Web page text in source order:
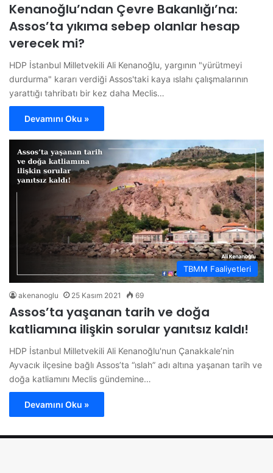
Kenanoğlu’ndan Çevre Bakanlığı’na:
Assos’ta yıkıma sebep olanlar hesap
verecek mi?
HDP İstanbul Milletvekili Ali Kenanoğlu, yargının "yürütmeyi
durdurma" kararı verdiği Assos'taki kaya ıslahı çalışmalarının
yarattığı tahribatı bir kez daha Meclis…
Devamını Oku »
TBMM Faaliyetleri
akenanoglu 25 Kasım 2021 69
Assos’ta yaşanan tarih ve doğa
katliamına ilişkin sorular yanıtsız kaldı!
HDP İstanbul Milletvekili Ali Kenanoğlu'nun Çanakkale’nin
Ayvacık ilçesine bağlı Assos’ta “ıslah” adı altına yaşanan tarih ve
doğa katliamını Meclis gündemine…
Devamını Oku »